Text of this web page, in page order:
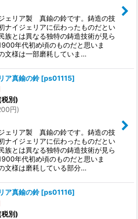
ェリア製 真鍮の鈴です。鋳造の技
ナイジェリアに伝わったものだとい
族とは異なる独特の鋳造技術が見ら
年代初め頃のものだと思いま
文様は一部磨耗していま…
ア真鍮の鈴 [ps01115]
税別)
円)
ェリア製 真鍮の鈴です。鋳造の技
ナイジェリアに伝わったものだとい
族とは異なる独特の鋳造技術が見ら
年代初め頃のものだと思いま
文様は磨耗している部分…
ア真鍮の鈴 [ps01116]
税別)